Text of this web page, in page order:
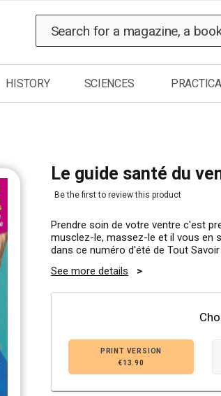
HISTORY SCIENCES
Le guide santé du
Be the first to review this product
Prendre soin de votre ventre c'est
musclez-le, massez-le et il vous en
dans ce numéro d'été de Tout
See more details
PRINT VERSION
€13.90